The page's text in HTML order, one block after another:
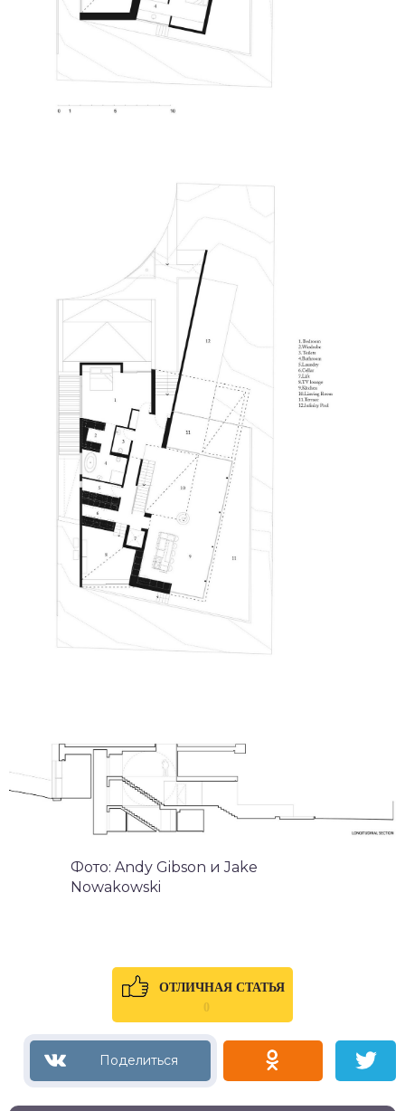
Фото: Andy Gibson и Jake
Nowakowski
ОТЛИЧНАЯ СТАТЬЯ
0